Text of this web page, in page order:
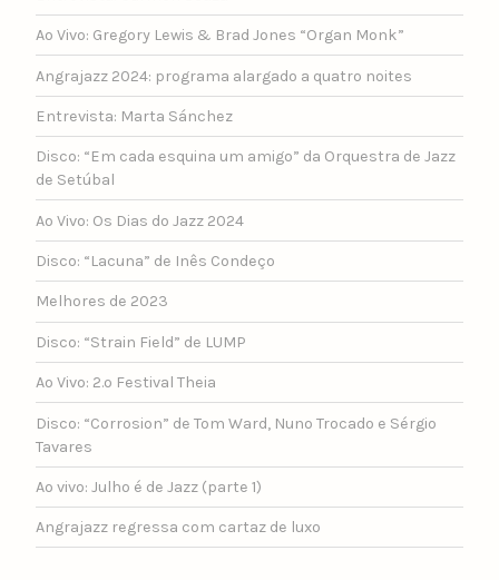
Ao Vivo: Gregory Lewis & Brad Jones “Organ Monk”
Angrajazz 2024: programa alargado a quatro noites
Entrevista: Marta Sánchez
Disco: “Em cada esquina um amigo” da Orquestra de Jazz
de Setúbal
Ao Vivo: Os Dias do Jazz 2024
Disco: “Lacuna” de Inês Condeço
Melhores de 2023
Disco: “Strain Field” de LUMP
Ao Vivo: 2.º Festival Theia
Disco: “Corrosion” de Tom Ward, Nuno Trocado e Sérgio
Tavares
Ao vivo: Julho é de Jazz (parte 1)
Angrajazz regressa com cartaz de luxo